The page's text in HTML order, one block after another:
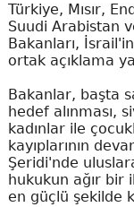
Türkiye, Mısır,
Suudi Arabistan
Bakanları,
ortak açıklama
Bakanlar, başta
hedef alınması,
kadınlar ile
kayıplarının
Şeridi'nde
hukukun ağır
en güçlü şekilde